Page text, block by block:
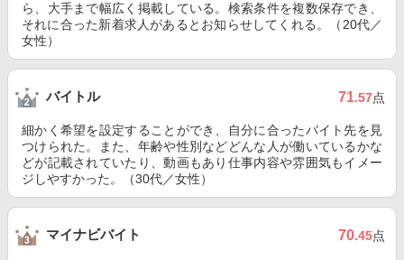
ら、大手まで幅広く掲載している。検索条件を複数保存でき、
それに合った新着求人があるとお知らせしてくれる。（20代／
女性）
バイトル 71.57点
細かく希望を設定することができ、自分に合ったバイト先を見
つけられた。また、年齢や性別などどんな人が働いているかな
どが記載されていたり、動画もあり仕事内容や雰囲気もイメー
ジしやすかった。（30代／女性）
マイナビバイト 70.45点